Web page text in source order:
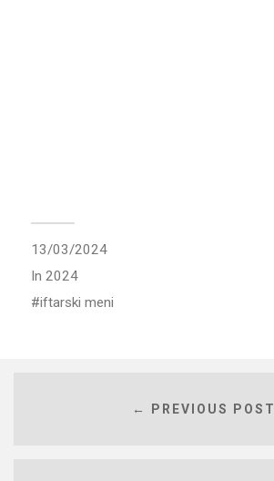
13/03/2024
In 2024
iftarski meni
← PREVIOUS POST